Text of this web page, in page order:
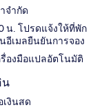
จำกัด
น. โปรดแจ้งให้ที่พัก
เมลยืนยันการจอง
องมือแปลอัตโนมัติ
น
งินสด